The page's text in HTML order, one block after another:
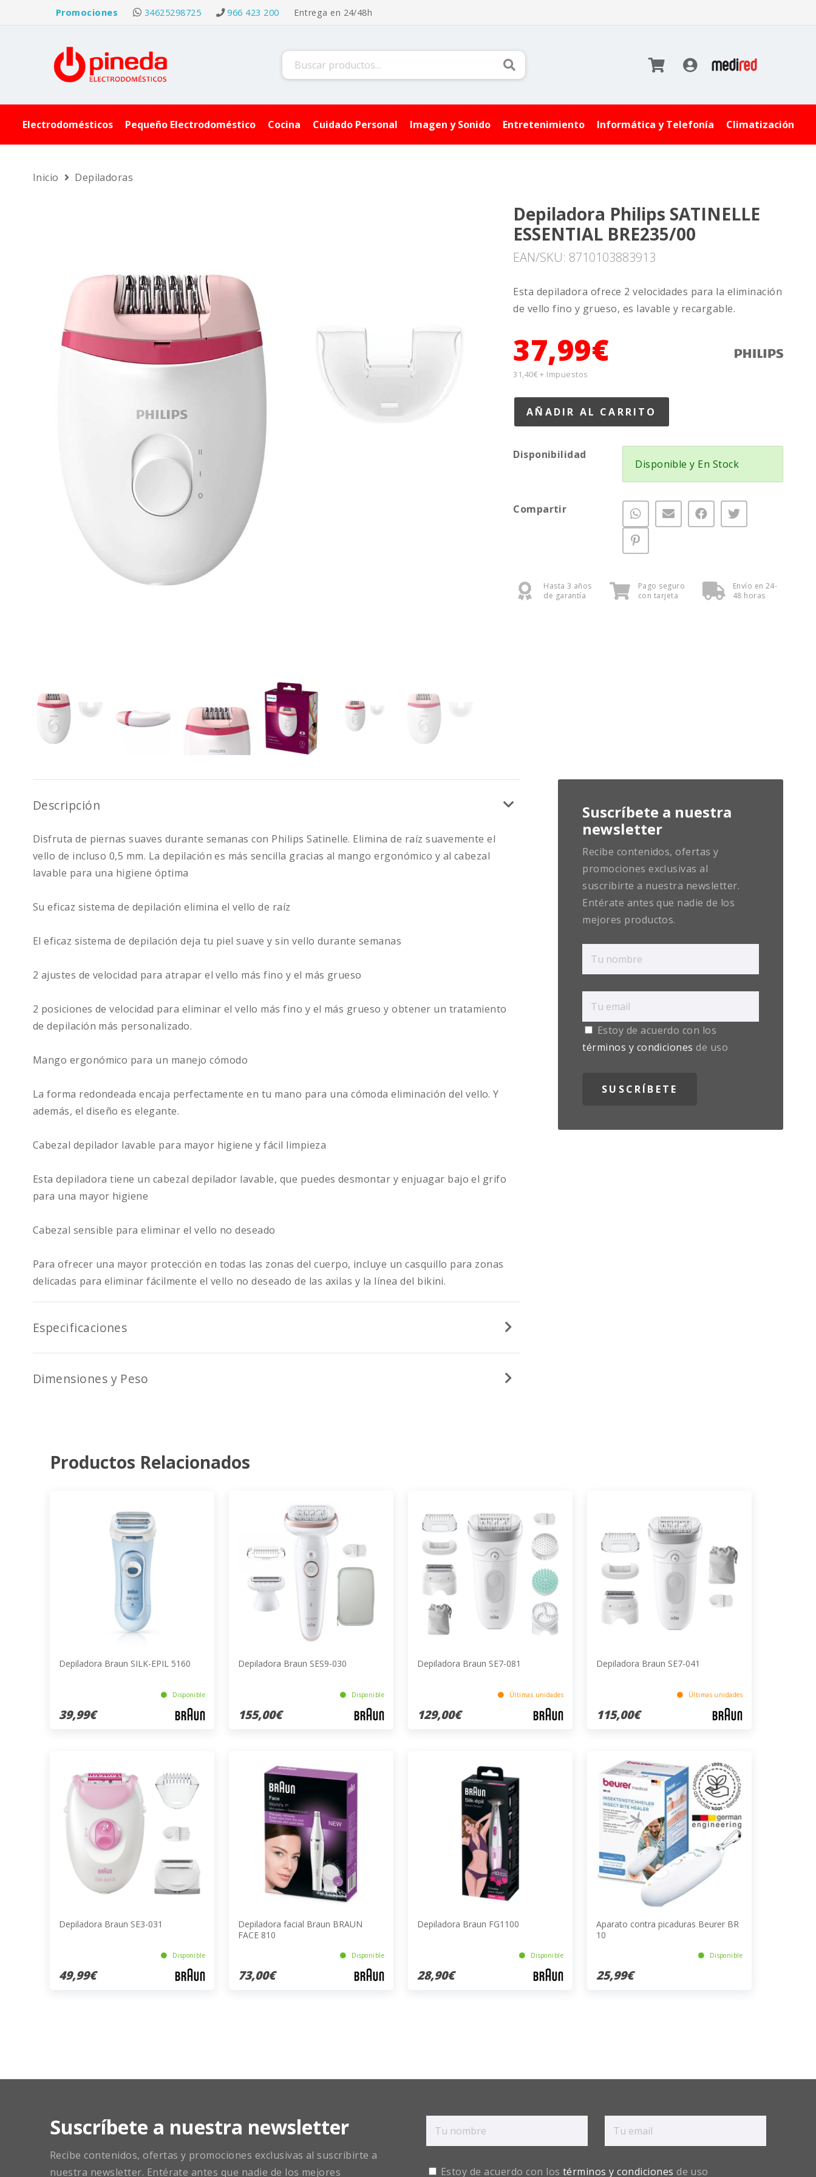
Promociones 34625298725 966 423 200 Entrega en 24/48h
Electrodomésticos Pequeño Electrodoméstico Cocina Cuidado Personal Imagen y Sonido Entretenimiento Informática y Telefonía Climatización
Inicio  Depiladoras
Depiladora Philips SATINELLE
ESSENTIAL BRE235/00
EAN/SKU: 8710103883913
Esta depiladora ofrece 2 velocidades para la eliminación
de vello fino y grueso, es lavable y recargable.
37,99€
31,40€ + Impuestos
Disponibilidad
Disponible y En Stock
Compartir
Hasta 3 años
de garantía
Pago seguro
con tarjeta
Envío en 24-
48 horas
Descripción
Disfruta de piernas suaves durante semanas con Philips Satinelle. Elimina de raíz suavemente el
vello de incluso 0,5 mm. La depilación es más sencilla gracias al mango ergonómico y al cabezal
lavable para una higiene óptima
Su eficaz sistema de depilación elimina el vello de raíz
El eficaz sistema de depilación deja tu piel suave y sin vello durante semanas
2 ajustes de velocidad para atrapar el vello más fino y el más grueso
2 posiciones de velocidad para eliminar el vello más fino y el más grueso y obtener un tratamiento
de depilación más personalizado.
Mango ergonómico para un manejo cómodo
La forma redondeada encaja perfectamente en tu mano para una cómoda eliminación del vello. Y
además, el diseño es elegante.
Cabezal depilador lavable para mayor higiene y fácil limpieza
Esta depiladora tiene un cabezal depilador lavable, que puedes desmontar y enjuagar bajo el grifo
para una mayor higiene
Cabezal sensible para eliminar el vello no deseado
Para ofrecer una mayor protección en todas las zonas del cuerpo, incluye un casquillo para zonas
delicadas para eliminar fácilmente el vello no deseado de las axilas y la línea del bikini.
Especificaciones
Dimensiones y Peso
Suscríbete a nuestra
newsletter
Recibe contenidos, ofertas y
promociones exclusivas al
suscribirte a nuestra newsletter.
Entérate antes que nadie de los
mejores productos.
Estoy de acuerdo con los
términos y condiciones de uso
Productos Relacionados
Depiladora Braun SILK-EPIL 5160
Disponible
39,99€
Depiladora Braun SES9-030
Disponible
155,00€
Depiladora Braun SE7-081
Últimas unidades
129,00€
Depiladora Braun SE7-041
Últimas unidades
115,00€
Depiladora Braun SE3-031
Disponible
49,99€
Depiladora facial Braun BRAUN
FACE 810
Disponible
73,00€
Depiladora Braun FG1100
Disponible
28,90€
Aparato contra picaduras Beurer BR
10
Disponible
25,99€
Suscríbete a nuestra newsletter
Recibe contenidos, ofertas y promociones exclusivas al suscribirte a
nuestra newsletter. Entérate antes que nadie de los mejores
Estoy de acuerdo con los términos y condiciones de uso